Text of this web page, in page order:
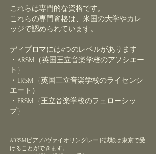
これらは専門的な資格です。
これらの専門資格は、米国の大学やカレ
ッジで認められています。
ディプロマには4つのレベルがあります
・ARSM（英国王立音楽学校のアソシエー
ト）
・LRSM（英国王立音楽学校のライセンシ
エート）
・FRSM（王立音楽学校のフェローシッ
プ）
ABRSMピアノ/ヴァイオリングレード試験は東京で受
けることができます。